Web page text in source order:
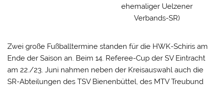
ehemaliger Uelzener
Verbands-SR)
Zwei große Fußballtermine standen für die HWK-Schiris am
Ende der Saison an. Beim 14. Referee-Cup der SV Eintracht
am 22./23. Juni nahmen neben der Kreisauswahl auch die
SR-Abteilungen des TSV Bienenbüttel, des MTV Treubund